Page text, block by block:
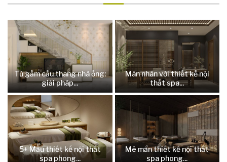
Tủ gầm cầu thang nhà ống:
giải pháp...
Mãn nhãn với thiết kế nội
thất spa...
5+ Mẫu thiết kế nội thất
spa phong...
Mê mẩn thiết kế nội thất
spa phong...